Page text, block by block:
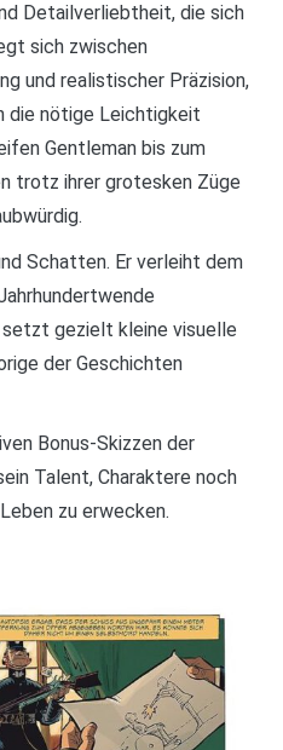
Detailverliebtheit, die sich
sich zwischen
und realistischer Präzision,
die nötige Leichtigkeit
Gentleman bis zum
trotz ihrer grotesken Züge
Schatten. Er verleiht dem
gezielt kleine visuelle
der Geschichten
Bonus-Skizzen der
Talent, Charaktere noch
zu erwecken.